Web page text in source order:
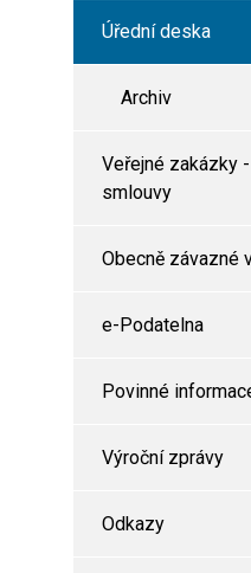
Úřední deska
Archiv
Veřejné zakázky
smlouvy
Obecně závazné
e-Podatelna
Povinné
Výroční zprávy
Odkazy